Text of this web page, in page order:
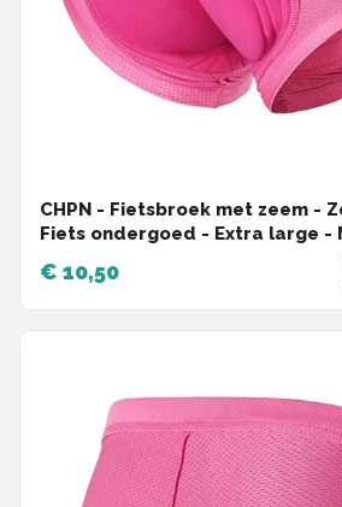
CHPN - Fietsbroek met zeem -
Fiets ondergoed - Extra large -
Unisex - Onderbroek voor
Bilpijn bij fietsen - Roze
€ 10,50